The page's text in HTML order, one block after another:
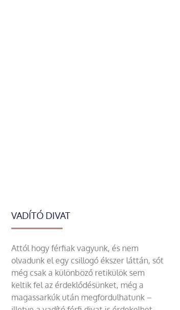
VADÍTÓ DIVAT
Attól hogy férfiak vagyunk, és nem
olvadunk el egy csillogó ékszer láttán, sőt
még csak a különböző retikülök sem
keltik fel az érdeklődésünket, még a
magassarkúk után megfordulhatunk –